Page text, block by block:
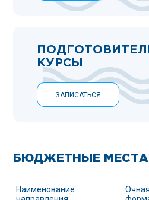
КУРСЫ
ЗАПИСАТЬСЯ
БЮДЖЕТНЫЕ МЕСТА
Наименование
Очная